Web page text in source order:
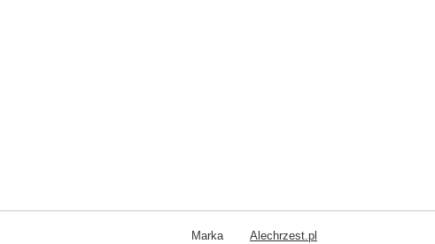
Marka Alechrzest.pl